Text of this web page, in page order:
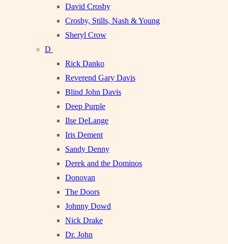
David Crosby
Crosby, Stills, Nash & Young
Sheryl Crow
D
Rick Danko
Reverend Gary Davis
Blind John Davis
Deep Purple
Ilse DeLange
Iris Dement
Sandy Denny
Derek and the Dominos
Donovan
The Doors
Johnny Dowd
Nick Drake
Dr. John